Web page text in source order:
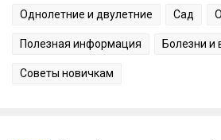
Однолетние и двулетние Сад
Полезная информация Болезни и
Советы новичкам